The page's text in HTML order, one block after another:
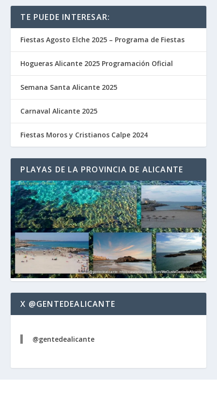
TE PUEDE INTERESAR:
Fiestas Agosto Elche 2025 – Programa de Fiestas
Hogueras Alicante 2025 Programación Oficial
Semana Santa Alicante 2025
Carnaval Alicante 2025
Fiestas Moros y Cristianos Calpe 2024
PLAYAS DE LA PROVINCIA DE ALICANTE
X @GENTEDEALICANTE
@gentedealicante